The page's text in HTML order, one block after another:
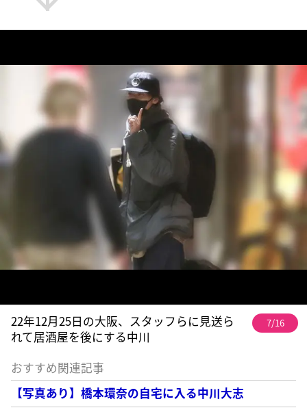
22年12月25日の大阪、スタッフらに見送ら
れて居酒屋を後にする中川
7/16
おすすめ関連記事
【写真あり】橋本環奈の自宅に入る中川大志